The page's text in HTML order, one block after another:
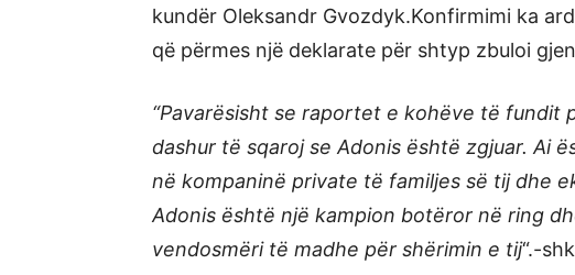
kundër Oleksandr Gvozdyk.Konfirmimi ka
që përmes një deklarate për shtyp zbuloi
“Pavarësisht se raportet e kohëve të fundit
dashur të sqaroj se Adonis është zgjuar. Ai
në kompaninë private të familjes së tij dhe
Adonis është një kampion botëror në ring
vendosmëri të madhe për shërimin e tij“.-